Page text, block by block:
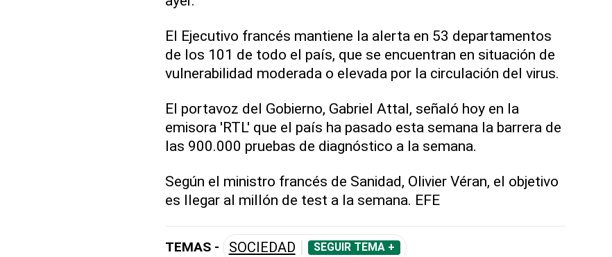
El Ejecutivo francés mantiene la alerta en 53 departamentos
de los 101 de todo el país, que se encuentran en situación de
vulnerabilidad moderada o elevada por la circulación del virus.
El portavoz del Gobierno, Gabriel Attal, señaló hoy en la
emisora 'RTL' que el país ha pasado esta semana la barrera de
las 900.000 pruebas de diagnóstico a la semana.
Según el ministro francés de Sanidad, Olivier Véran, el objetivo
es llegar al millón de test a la semana. EFE
TEMAS - SOCIEDAD SEGUIR TEMA +